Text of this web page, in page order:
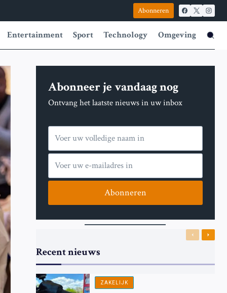
Abonneren
Entertainment Sport Technology Omgeving
Abonneer je vandaag nog
Ontvang het laatste nieuws in uw inbox
Abonneren
Recent nieuws
Previous
Next
ZAKELIJK